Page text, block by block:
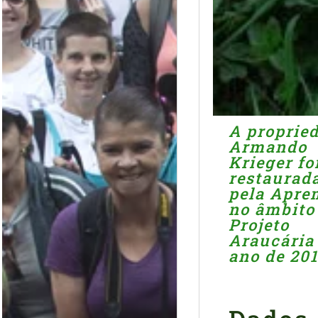
i
c
a
ç
ã
o
d
A
Armando
Krieger
pela
no âmbito
Projeto
Araucária
ano de